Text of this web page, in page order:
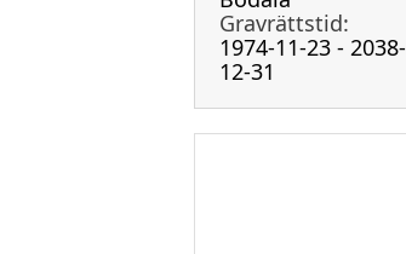
Gravrättstid:
1974-11-23 - 2038-
12-31